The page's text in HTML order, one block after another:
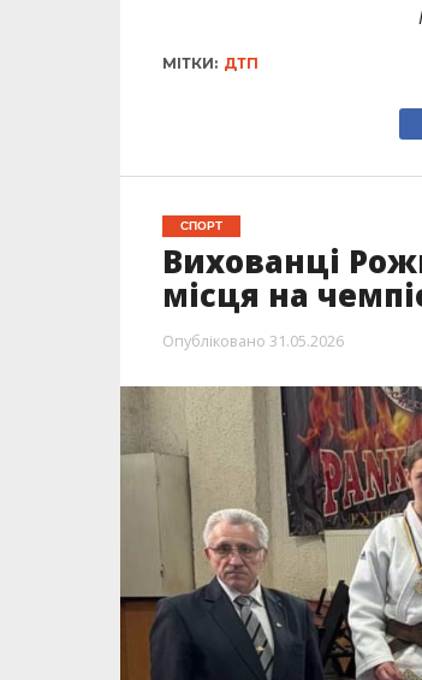
МІТКИ: ДТП
СПОРТ
Вихованці
місця на
Опубліковано 31.05.2026